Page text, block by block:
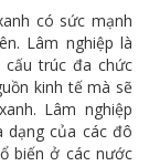
có sức mạnh
Lâm nghiệp là
cấu trúc đa chức
kinh tế mà sẽ
Lâm nghiệp
dạng của các đô
biến ở các nước